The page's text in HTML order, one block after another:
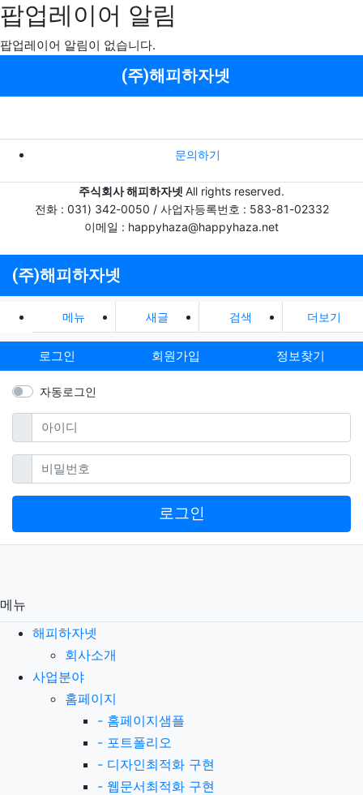
팝업레이어 알림
팝업레이어 알림이 없습니다.
(주)해피하자넷
문의하기
주식회사 해피하자넷 All rights reserved.
전화 : 031) 342-0050 / 사업자등록번호 : 583-81-02332
이메일 : happyhaza@happyhaza.net
(주)해피하자넷
메뉴 새글 검색 더보기
로그인 회원가입 정보찾기
자동로그인
아이디필수
비밀번호필수
로그인
메뉴
해피하자넷
회사소개
사업분야
홈페이지
- 홈페이지샘플
- 포트폴리오
- 디자인최적화 구현
- 웹문서최적화 구현